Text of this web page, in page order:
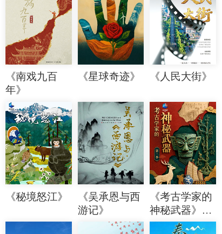
《南戏九百
年》
《星球奇迹》 《人民大街》
《秘境怒江》
《吴承恩与西
游记》
《考古学家的
神秘武器》
（第二季）